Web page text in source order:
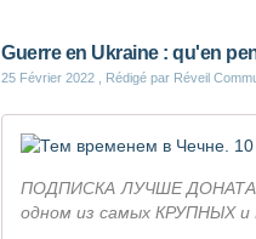
Guerre en Ukraine : qu'en
25 Février 2022 , Rédigé par Réveil
ПОДПИСКА ЛУЧШЕ ДОНАТА -
одном из самых КРУПНЫХ